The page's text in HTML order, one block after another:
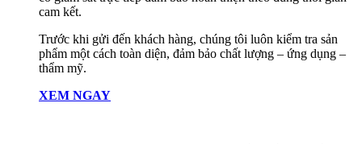
cam kết.
Trước khi gửi đến khách hàng, chúng tôi luôn kiểm tra sản
phẩm một cách toàn diện, đảm bảo chất lượng – ứng dụng –
thẩm mỹ.
XEM NGAY